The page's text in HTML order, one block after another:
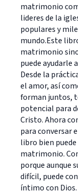
matrimonio
lideres de la
populares y
mundo.Este
matrimonio
puede ayudarle
Desde la
el amor, así
forman juntos,
potencial para
Cristo. Ahora
para conversar
libro bien
matrimonio.
porque aunque
difícil, puede
íntimo con Dios.